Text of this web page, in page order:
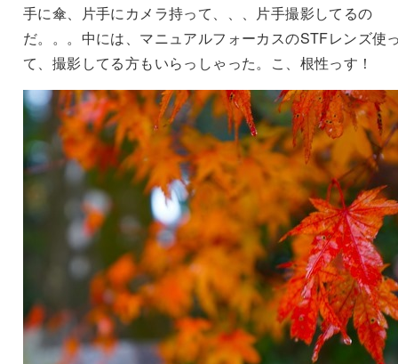
手に傘、片手にカメラ持って、、、片手撮影してるの
だ。。。中には、マニュアルフォーカスのSTFレンズ使
て、撮影してる方もいらっしゃった。こ、根性っす！